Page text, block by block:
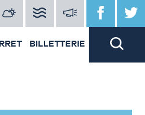
BILLETTERIE